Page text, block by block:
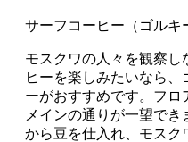
サーフコーヒー（ゴルキ
モスクワの人々を観察し
ヒーを楽しみたいなら、
ーがおすすめです。フ
メインの通りが一望で
から豆を仕入れ、モスク